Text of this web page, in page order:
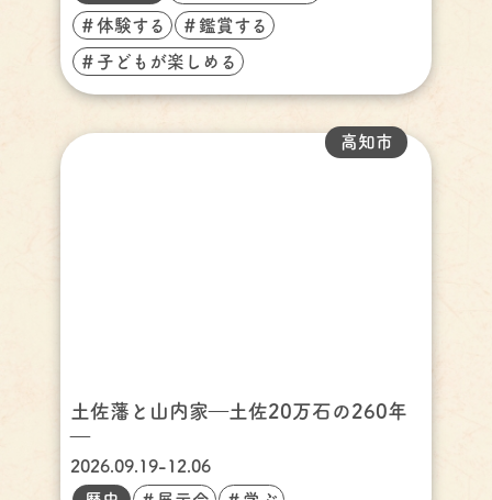
＃体験する ＃鑑賞する
＃子どもが楽しめる
土佐藩と山内家―土佐20万石の260年
―
高知市
2026.09.19-12.06